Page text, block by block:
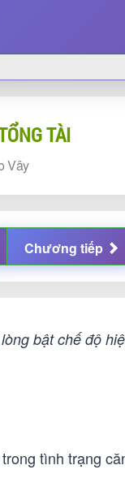
TÀI
Vây
Chương tiếp
bật chế độ
tình trạng